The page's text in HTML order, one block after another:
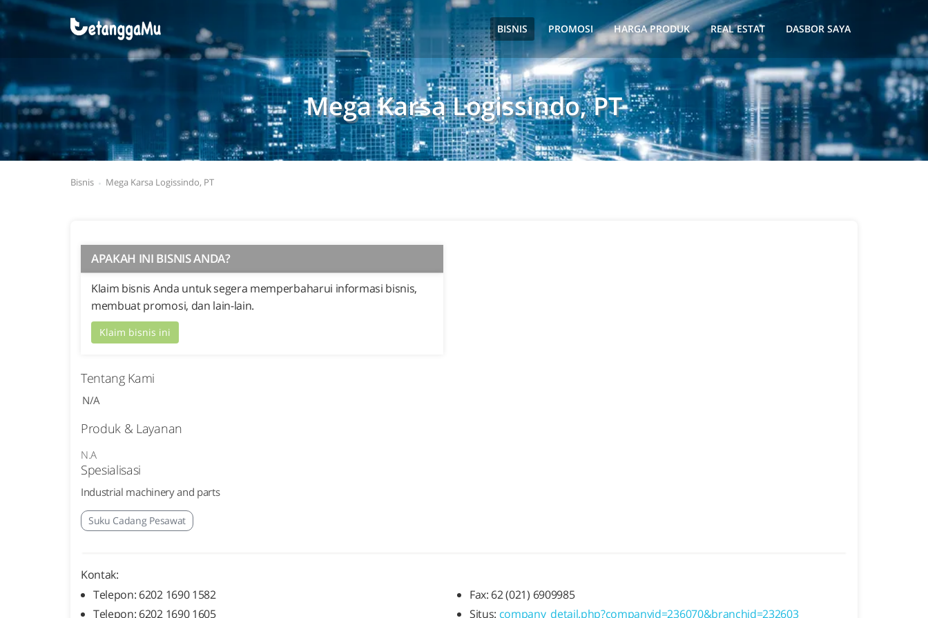
BISNIS PROMOSI HARGA PRODUK REAL ESTAT DASBOR SAYA
Mega Karsa Logissindo, PT
Bisnis Mega Karsa Logissindo, PT
APAKAH INI BISNIS ANDA?
Klaim bisnis Anda untuk segera memperbaharui informasi bisnis,
membuat promosi, dan lain-lain.
Klaim bisnis ini
Tentang Kami
N/A
Produk & Layanan
N.A
Spesialisasi
Industrial machinery and parts
Suku Cadang Pesawat
Kontak:
Telepon: 6202 1690 1582
Telepon: 6202 1690 1605
Fax: 62 (021) 6909985
Situs: company_detail.php?companyid=236070&branchid=232603